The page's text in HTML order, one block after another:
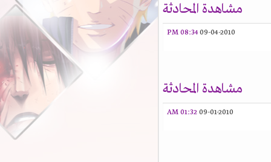
مشاهدة المحادثة
09-04-2010
08:34 PM
مشاهدة المحادثة
09-01-2010
01:32 AM